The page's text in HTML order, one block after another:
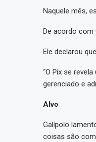
Naquele mês,
De acordo com
Ele declarou
“O Pix se
gerenciado e
Alvo
Galípolo
coisas são